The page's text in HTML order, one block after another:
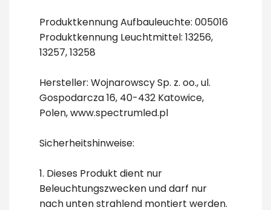
Produktkennung Aufbauleuchte: 005016
Produktkennung Leuchtmittel: 13256,
13257, 13258
Hersteller: Wojnarowscy Sp. z. oo., ul.
Gospodarcza 16, 40-432 Katowice,
Polen, www.spectrumled.pl
Sicherheitshinweise:
1. Dieses Produkt dient nur
Beleuchtungszwecken und darf nur
nach unten strahlend montiert werden.